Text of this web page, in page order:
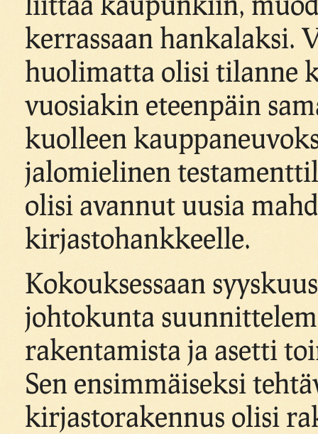
kerrassaan hankalaksi.
huolimatta olisi tilanne
vuosiakin eteenpäin
kuolleen
jalomielinen
olisi avannut uusia
kirjastohankkeelle.
Kokouksessaan
johtokunta
rakentamista ja asetti
Sen ensimmäiseksi
kirjastorakennus olisi